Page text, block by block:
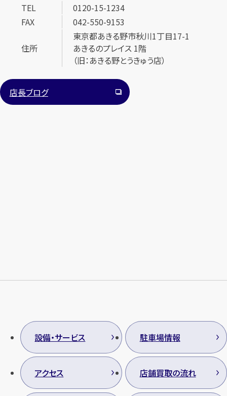
TEL
0120-15-1234
FAX
042-550-9153
住所
東京都あきる野市秋川1丁目17-1
あきるのプレイス 1階
（旧：あきる野とうきゅう店）
店長ブログ
設備・サービス 駐車場情報
アクセス 店舗買取の流れ